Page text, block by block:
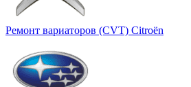
Ремонт вариаторов (CVT) Citroën